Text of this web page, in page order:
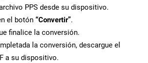
PPS desde su dispositivo.
el botón “Convertir”.
finalice la conversión.
la conversión, descargue el
a su dispositivo.